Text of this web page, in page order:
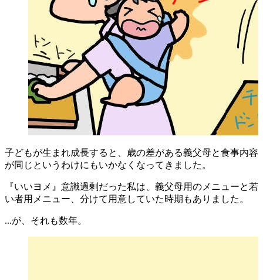
子どもが生まれ成長すると、歳の差がある義父母と食事内容
が同じというわけにもいかなくなってきました。
『いいヨメ』意識過剰だった私は、義父母用のメニューと若
い者用メニュー、分けて用意していた時期もありました。
...が、それも数年。